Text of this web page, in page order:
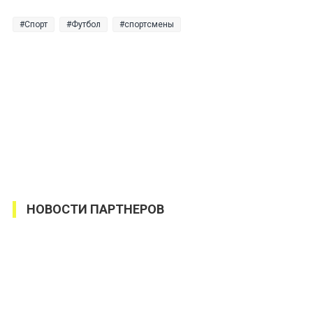
Спорт Футбол спортсмены
НОВОСТИ ПАРТНЕРОВ